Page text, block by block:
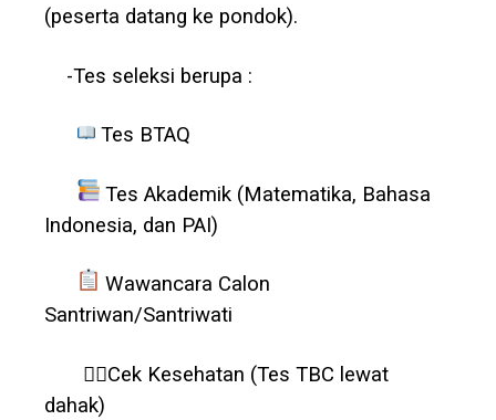
(peserta datang ke pondok).
-Tes seleksi berupa :
Tes BTAQ
Tes Akademik (Matematika, Bahasa
Indonesia, dan PAI)
Wawancara Calon
Santriwan/Santriwati
👩‍⚕️Cek Kesehatan (Tes TBC lewat
dahak)